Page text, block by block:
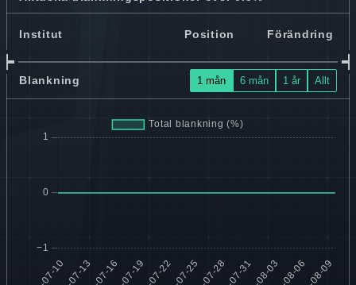
Institut Position Förändring
Blankning 1 mån 6 mån 1 år Allt